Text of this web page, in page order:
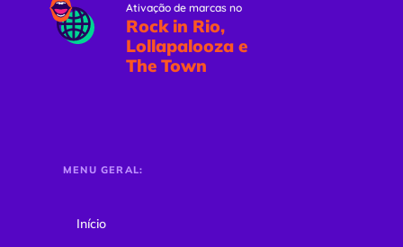
Ativação de marcas no
Rock in Rio,
Lollapalooza e
The Town
MENU GERAL:
Início